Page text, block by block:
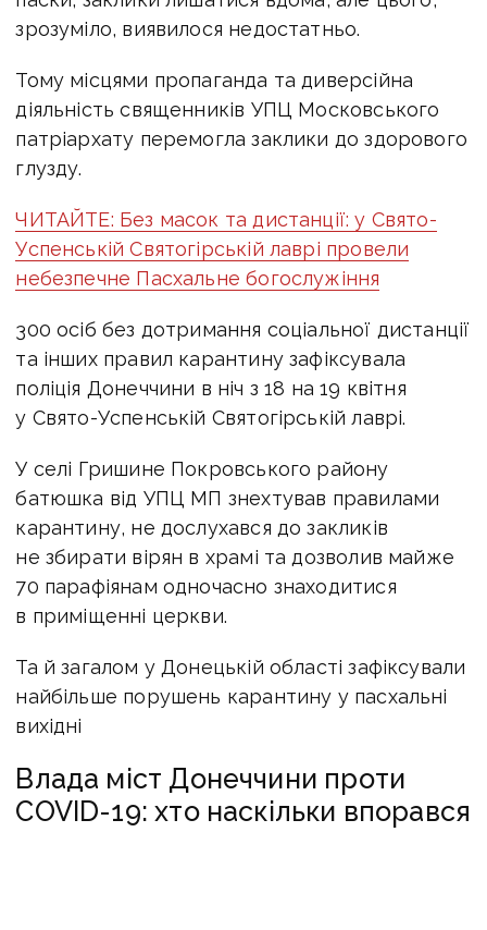
зрозуміло, виявилося недостатньо.
Тому місцями пропаганда та диверсійна
діяльність священників УПЦ Московського
патріархату перемогла заклики до здорового
глузду.
ЧИТАЙТЕ: Без масок та дистанції: у Свято-
Успенській Святогірській лаврі провели
небезпечне Пасхальне богослужіння
300 осіб без дотримання соціальної дистанції
та інших правил карантину зафіксувала
поліція Донеччини в ніч з 18 на 19 квітня
у Свято-Успенській Святогірській лаврі.
У селі Гришине Покровського району
батюшка від УПЦ МП знехтував правилами
карантину, не дослухався до закликів
не збирати вірян в храмі та дозволив майже
70 парафіянам одночасно знаходитися
в приміщенні церкви.
Та й загалом у Донецькій області зафіксували
найбільше порушень карантину у пасхальні
вихідні
Влада міст Донеччини проти
COVID-19: хто наскільки впорався